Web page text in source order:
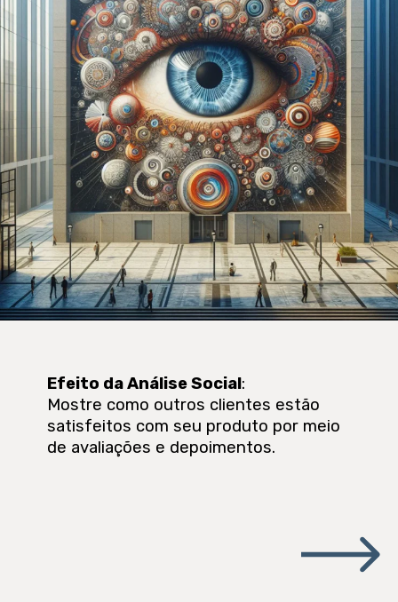
Efeito da Análise Social:
Mostre como outros clientes estão
satisfeitos com seu produto por meio
de avaliações e depoimentos.